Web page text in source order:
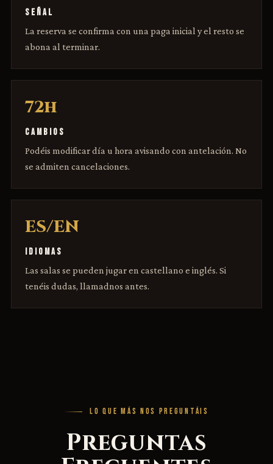
SEÑAL
La reserva se confirma con una paga inicial y el resto se
abona al terminar.
72h
CAMBIOS
Podéis modificar día u hora avisando con antelación. No
se admiten cancelaciones.
ES/EN
IDIOMAS
Las salas se pueden jugar en castellano e inglés. Si
tenéis dudas, llamadnos antes.
LO QUE MÁS NOS PREGUNTÁIS
Preguntas